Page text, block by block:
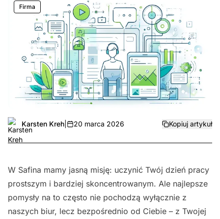
Firma
Karsten Kreh 20 marca 2026 Kopiuj artykuł
W Safina mamy jasną misję: uczynić Twój dzień pracy
prostszym i bardziej skoncentrowanym. Ale najlepsze
pomysły na to często nie pochodzą wyłącznie z
naszych biur, lecz bezpośrednio od Ciebie – z Twojej